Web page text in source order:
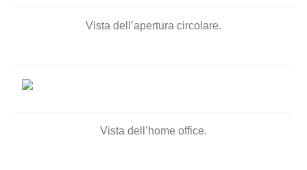
Vista dell’apertura circolare.
Vista dell’home office.